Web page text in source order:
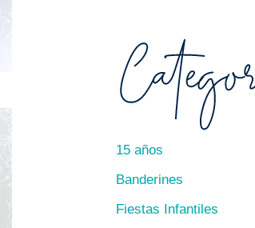
15 años
Banderines
Fiestas Infantiles